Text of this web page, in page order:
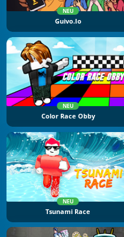
NEU
Guivo.io
NEU
Color Race Obby
NEU
Tsunami Race